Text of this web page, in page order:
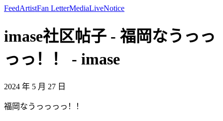
FeedArtistFan LetterMediaLiveNotice
imase社区帖子 - 福岡なうっっ
っっ！！ - imase
2024 年 5 月 27 日
福岡なうっっっっ！！